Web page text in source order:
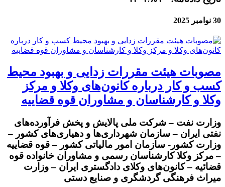
30 نوامبر 2025
مصوبات هیئت مقررات زدایی و بهبود محیط
کسب و کار درباره کانون‌های وکلا و مرکز
وکلا و کارشناسان و مشاوران قوه قضاییه
وزارت نفت – شرکت ملی پالایش و پخش فرآورده‌های
نفتی ایران – سازمان شهرداری‌ها و دهیاری‌های کشور –
وزارت کشور- سازمان امور مالیاتی کشور – قوه قضاییه
– مرکز وکلا کارشناسان رسمی و مشاوران خانواده قوه
قضائیه – کانون‌های وکلای دادگستری ایران – وزارت
میراث فرهنگی گردشگری و صنایع دستی